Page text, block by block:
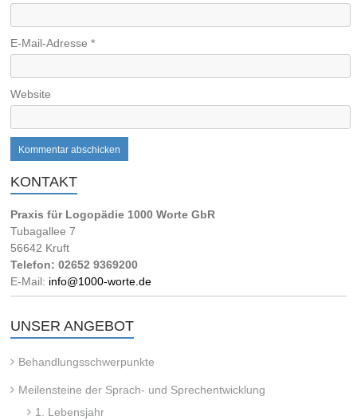
E-Mail-Adresse*
Website
KONTAKT
Praxis für Logopädie 1000 Worte GbR
Tubagallee 7
56642 Kruft
Telefon: 02652 9369200
E-Mail: info@1000-worte.de
UNSER ANGEBOT
Behandlungsschwerpunkte
Meilensteine der Sprach- und Sprechentwicklung
1. Lebensjahr